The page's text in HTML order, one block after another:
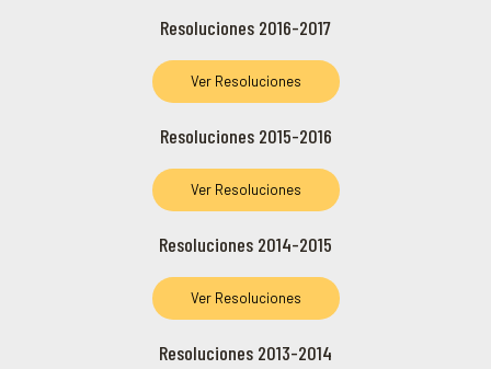
Resoluciones 2016-2017
Ver Resoluciones
Resoluciones 2015-2016
Ver Resoluciones
Resoluciones 2014-2015
Ver Resoluciones
Resoluciones 2013-2014